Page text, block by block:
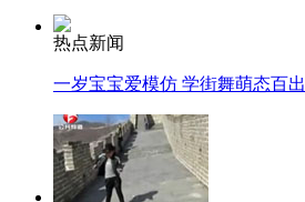
热点新闻
一岁宝宝爱模仿 学街舞萌态百出